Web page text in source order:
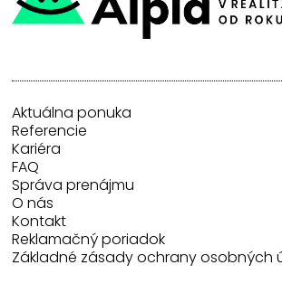
Aktuálna ponuka
Referencie
Kariéra
FAQ
Správa prenájmu
O nás
Kontakt
Reklamačný poriadok
Základné zásady ochrany osobných